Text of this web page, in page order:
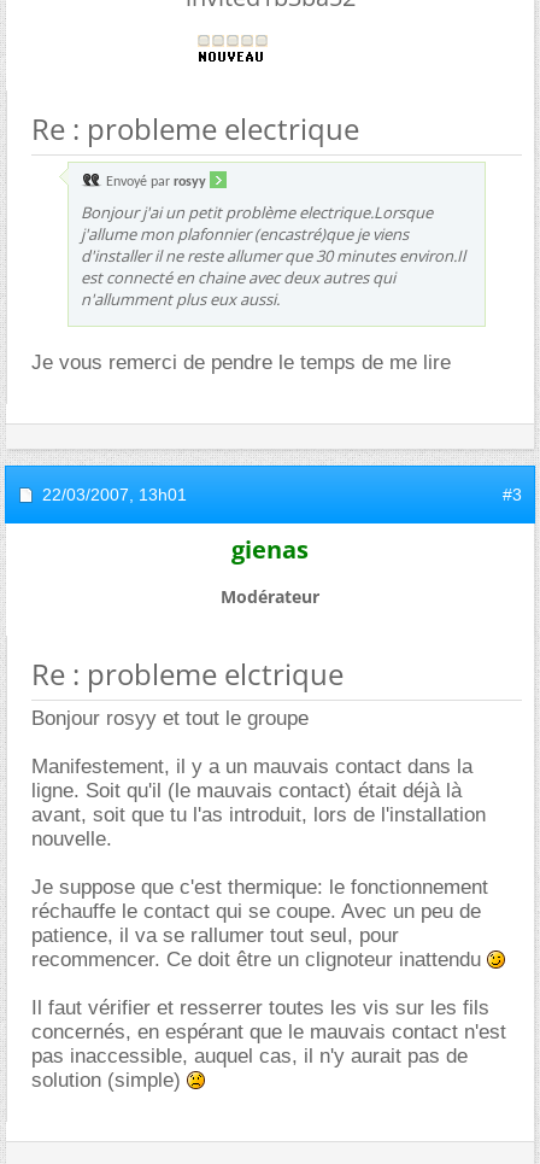
Re : probleme electrique
Envoyé par rosyy
Bonjour j'ai un petit problème electrique.Lorsque
j'allume mon plafonnier (encastré)que je viens
d'installer il ne reste allumer que 30 minutes environ.Il
est connecté en chaine avec deux autres qui
n'allumment plus eux aussi.
Je vous remerci de pendre le temps de me lire
22/03/2007, 13h01 #3
gienas
Modérateur
Re : probleme elctrique
Bonjour rosyy et tout le groupe
Manifestement, il y a un mauvais contact dans la
ligne. Soit qu'il (le mauvais contact) était déjà là
avant, soit que tu l'as introduit, lors de l'installation
nouvelle.
Je suppose que c'est thermique: le fonctionnement
réchauffe le contact qui se coupe. Avec un peu de
patience, il va se rallumer tout seul, pour
recommencer. Ce doit être un clignoteur inattendu
Il faut vérifier et resserrer toutes les vis sur les fils
concernés, en espérant que le mauvais contact n'est
pas inaccessible, auquel cas, il n'y aurait pas de
solution (simple)